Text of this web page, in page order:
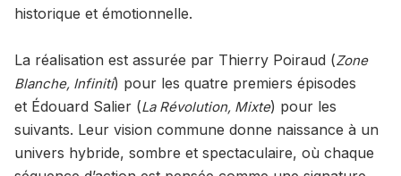
historique et émotionnelle.
La réalisation est assurée par Thierry Poiraud (Zone
Blanche, Infiniti) pour les quatre premiers épisodes
et Édouard Salier (La Révolution, Mixte) pour les
suivants. Leur vision commune donne naissance à un
univers hybride, sombre et spectaculaire, où chaque